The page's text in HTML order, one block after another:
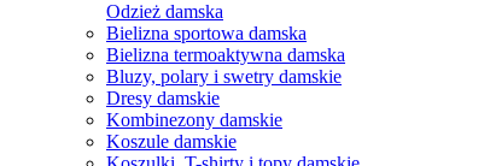
Odzież damska
Bielizna sportowa damska
Bielizna termoaktywna damska
Bluzy, polary i swetry damskie
Dresy damskie
Kombinezony damskie
Koszule damskie